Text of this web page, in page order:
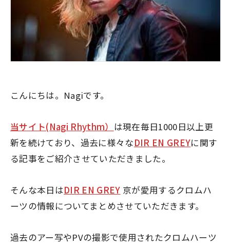
こんにちは。Nagiです。
当サイト(Nagi Rhythm） は現在毎日1000日以上更
新を続けており、過去に様々なDIR EN GREYに関す
る記事をご紹介させていただきました。
そんな本日はDIR EN GREY 京が愛用するクロムハ
ーツの情報についてまとめさせていただきます。
過去のアー写やPVの撮影で使用されたクロムハーツ